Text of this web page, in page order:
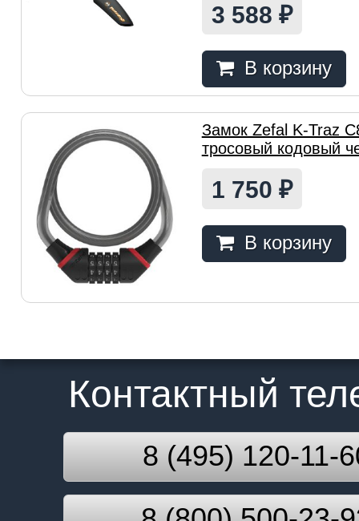
3 588 ₽
В корзину
Замок Zefal K-Traz
тросовый кодовый
1 750 ₽
В корзину
Контактный
8 (495) 120-11-